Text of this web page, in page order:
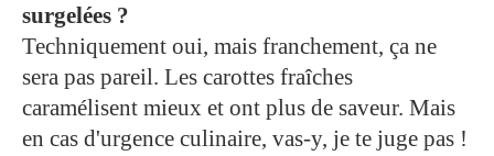
surgelées ?
Techniquement oui, mais franchement, ça ne
sera pas pareil. Les carottes fraîches
caramélisent mieux et ont plus de saveur. Mais
en cas d'urgence culinaire, vas-y, je te juge pas !